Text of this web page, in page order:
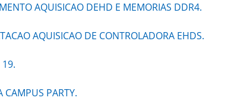
AQUISICAO DEHD E MEMORIAS DDR4.
AQUISICAO DE CONTROLADORA EHDS.
19.
PARTY.